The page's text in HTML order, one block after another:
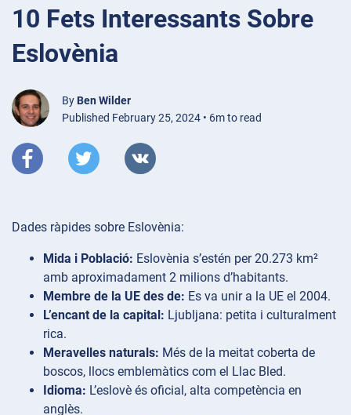
10 Fets Interessants Sobre
Eslovènia
By Ben Wilder
Published February 25, 2024 • 6m to read
Dades ràpides sobre Eslovènia:
Mida i Població: Eslovènia s’estén per 20.273 km²
amb aproximadament 2 milions d’habitants.
Membre de la UE des de: Es va unir a la UE el 2004.
L’encant de la capital: Ljubljana: petita i culturalment
rica.
Meravelles naturals: Més de la meitat coberta de
boscos, llocs emblemàtics com el Llac Bled.
Idioma: L’eslovè és oficial, alta competència en
anglès.